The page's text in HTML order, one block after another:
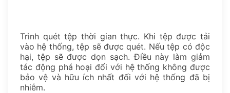
Trình quét tệp thời gian thực. Khi tệp được tải
vào hệ thống, tệp sẽ được quét. Nếu tệp có độc
hại, tệp sẽ được dọn sạch. Điều này làm giảm
tác động phá hoại đối với hệ thống không được
bảo vệ và hữu ích nhất đối với hệ thống đã bị
nhiễm.